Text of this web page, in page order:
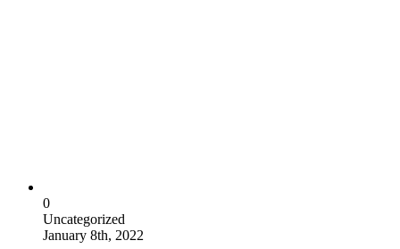
0
Uncategorized
January 8th, 2022